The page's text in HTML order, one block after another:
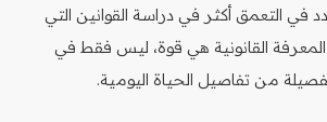
في التعمق أكثر في دراسة القوانين التي
القانونية هي قوة، ليس فقط في
من تفاصيل الحياة اليومية.